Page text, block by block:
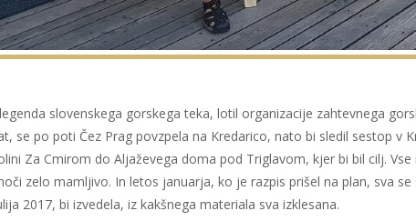
slovenskega gorskega teka, lotil organizacije zahtevnega
se po poti Čez Prag povzpela na Kredarico, nato bi sledil sestop v
Za Cmirom do Aljaževega doma pod Triglavom, kjer bi bil cilj.
zelo mamljivo. In letos januarja, ko je razpis prišel na plan, sva
2017, bi izvedela, iz kakšnega materiala sva izklesana.